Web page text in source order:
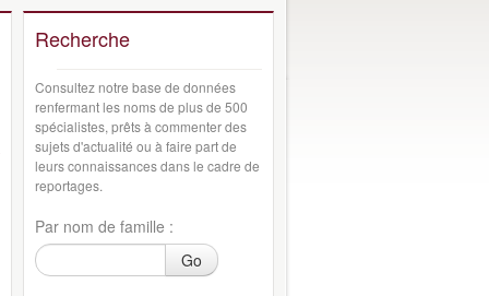
Recherche
Consultez notre base de données
renfermant les noms de plus de 500
spécialistes, prêts à commenter des
sujets d'actualité ou à faire part de
leurs connaissances dans le cadre de
reportages.
Par nom de famille :
Go